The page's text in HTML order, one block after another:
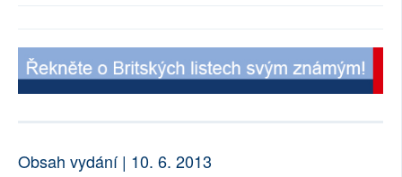
Obsah vydání | 10. 6. 2013